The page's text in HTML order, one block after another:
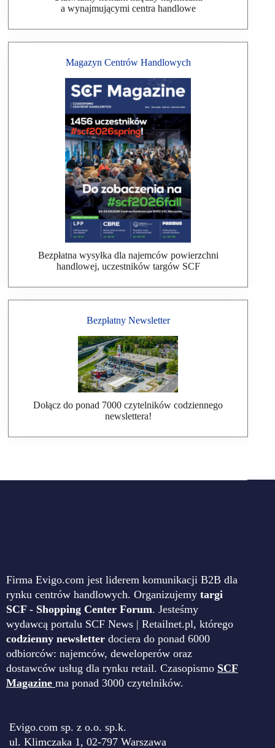
a wynajmującymi centra handlowe
Magazyn Centrów Handlowych
Bezpłatna wysyłka dla najemców powierzchni
handlowej, uczestników targów SCF
Bezpłatny Newsletter
Dołącz do ponad 7000 czytelników codziennego
newslettera!
Firma Evigo.com jest liderem komunikacji B2B dla
rynku centrów handlowych. Organizujemy targi
SCF - Shopping Center Forum. Jesteśmy
wydawcą portalu SCF News | Retailnet.pl, którego
codzienny newsletter dociera do ponad 6000
odbiorców: najemców, deweloperów oraz
dostawców usług dla rynku retail. Czasopismo SCF
Magazine ma ponad 3000 czytelników.
Evigo.com sp. z o.o. sp.k.
ul. Klimczaka 1, 02-797 Warszawa